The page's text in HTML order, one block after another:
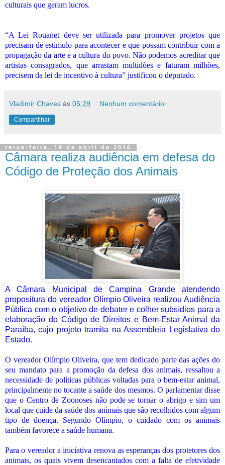
culturais que geram lucros.
“A Lei Rouanet deve ser utilizada para promover projetos que
precisam de estímulo para acontecer e que possam contribuir com a
propagação da arte e a cultura do povo. Não podemos acreditar que
artistas consagrados, que arrastam multidões e faturam milhões,
precisem da lei de incentivo à cultura” justificou o deputado.
Vladimir Chaves às 05:29 Nenhum comentário:
Compartilhar
terça-feira, 19 de abril de 2016
Câmara realiza audiência em defesa do
Código de Proteção dos Animais
A Câmara Municipal de Campina Grande atendendo
propositura do vereador Olímpio Oliveira realizou Audiência
Pública com o objetivo de debater e colher subsídios para a
elaboração do Código de Direitos e Bem-Estar Animal da
Paraíba, cujo projeto tramita na Assembleia Legislativa do
Estado.
O vereador Olímpio Oliveira, que tem dedicado parte das ações do
seu mandato para a promoção da defesa dos animais, ressaltou a
necessidade de políticas públicas voltadas para o bem-estar animal,
principalmente no tocante a saúde dos mesmos. O parlamentar disse
que o Centro de Zoonoses não pode se tornar o abrigo e sim um
local que cuide da saúde dos animais que são recolhidos com algum
tipo de doença. Segundo Olímpio, o cuidado com os animais
também favorece a saúde humana.
Para o vereador a iniciativa renova as esperanças dos protetores dos
animais, os quais vivem desencantados com a falta de efetividade